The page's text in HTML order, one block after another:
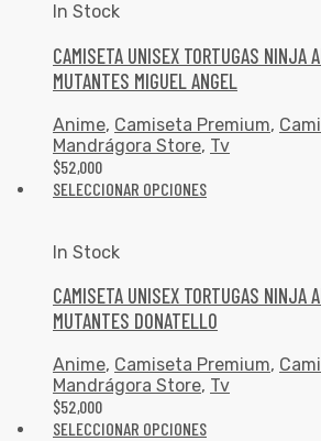
In Stock
CAMISETA UNISEX TORTUGAS NINJA
MUTANTES MIGUEL ANGEL
Anime, Camiseta Premium,
Mandrágora Store, Tv
$52,000
SELECCIONAR OPCIONES
In Stock
CAMISETA UNISEX TORTUGAS NINJA
MUTANTES DONATELLO
Anime, Camiseta Premium,
Mandrágora Store, Tv
$52,000
SELECCIONAR OPCIONES